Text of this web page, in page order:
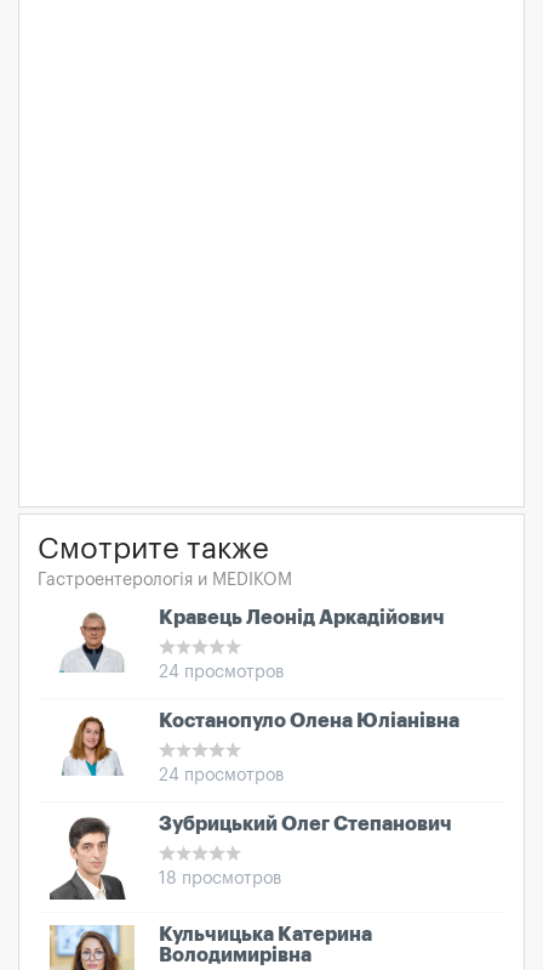
Смотрите также
Гастроентерологія и MEDIKOM
Кравець Леонід Аркадійович
24 просмотров
Костанопуло Олена Юліанівна
24 просмотров
Зубрицький Олег Степанович
18 просмотров
Кульчицька Катерина
Володимирівна